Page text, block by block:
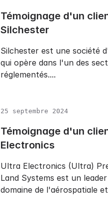
Témoignage d'un
Silchester
Silchester est une société
qui opère dans l'un des
réglementés....
25 septembre 2024
Témoignage d'un
Electronics
Ultra Electronics (Ultra)
Land Systems est un
domaine de l'aérospatiale